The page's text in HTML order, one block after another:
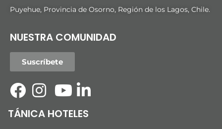
Puyehue, Provincia de Osorno, Región de los Lagos, Chile.
NUESTRA COMUNIDAD
Suscríbete
TÁNICA HOTELES